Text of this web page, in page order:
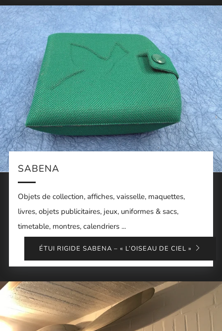
SABENA
Objets de collection, affiches, vaisselle, maquettes,
livres, objets publicitaires, jeux, uniformes & sacs,
timetable, montres, calendriers ...
ÉTUI RIGIDE SABENA – « L’OISEAU DE CIEL »